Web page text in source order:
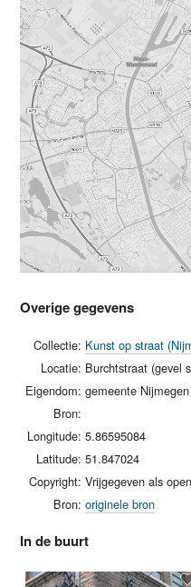
Overige gegevens
Collectie: Kunst op straat
Locatie: Burchtstraat (gevel
Eigendom: gemeente Nijmegen
Bron:
Longitude: 5.86595084
Latitude: 51.847024
Copyright: Vrijgegeven als
Bron: originele bron
In de buurt